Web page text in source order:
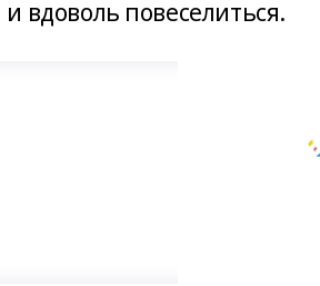
вдоволь повеселиться.